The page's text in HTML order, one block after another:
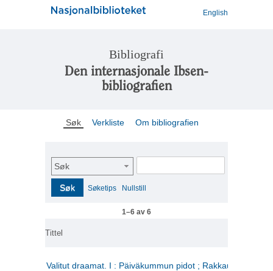
English
Bibliografi
Den internasjonale Ibsen-
bibliografien
Søk Verkliste Om bibliografien
Søk
Søk Søketips Nullstill
1–6 av 6
Tittel
Valitut draamat. I : Päiväkummun pidot ; Rakkauden